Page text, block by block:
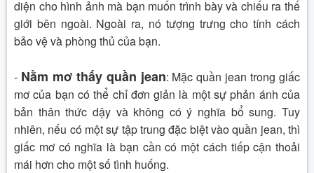
diện cho hình ảnh mà bạn muốn trình bày và chiếu ra thế
giới bên ngoài. Ngoài ra, nó tượng trưng cho tính cách
bảo vệ và phòng thủ của bạn.
- Nằm mơ thấy quần jean: Mặc quần jean trong giấc
mơ của bạn có thể chỉ đơn giản là một sự phản ánh của
bản thân thức dậy và không có ý nghĩa bổ sung. Tuy
nhiên, nếu có một sự tập trung đặc biệt vào quần jean, thì
giấc mơ có nghĩa là bạn cần có một cách tiếp cận thoải
mái hơn cho một số tình huống.